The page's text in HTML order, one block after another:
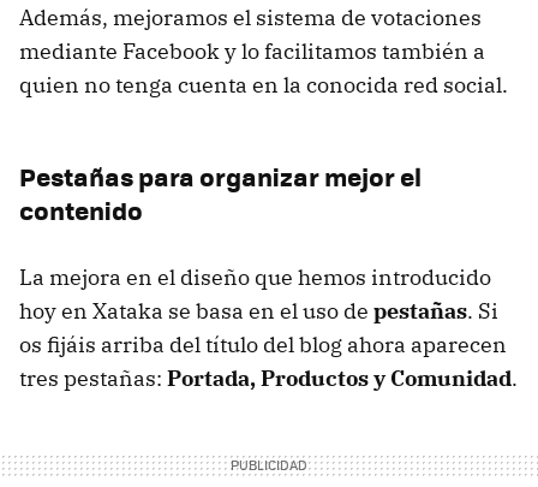
Además, mejoramos el sistema de votaciones
mediante Facebook y lo facilitamos también a
quien no tenga cuenta en la conocida red social.
Pestañas para organizar mejor el
contenido
La mejora en el diseño que hemos introducido
hoy en Xataka se basa en el uso de pestañas. Si
os fijáis arriba del título del blog ahora aparecen
tres pestañas: Portada, Productos y Comunidad.